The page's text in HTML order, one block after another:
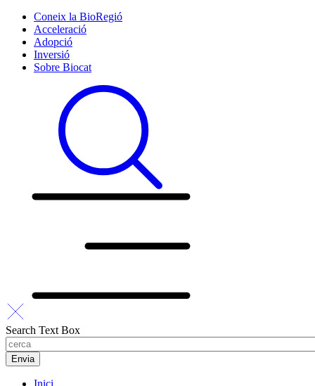
Coneix la BioRegió
Acceleració
Adopció
Inversió
Sobre Biocat
Search Text Box
Inici